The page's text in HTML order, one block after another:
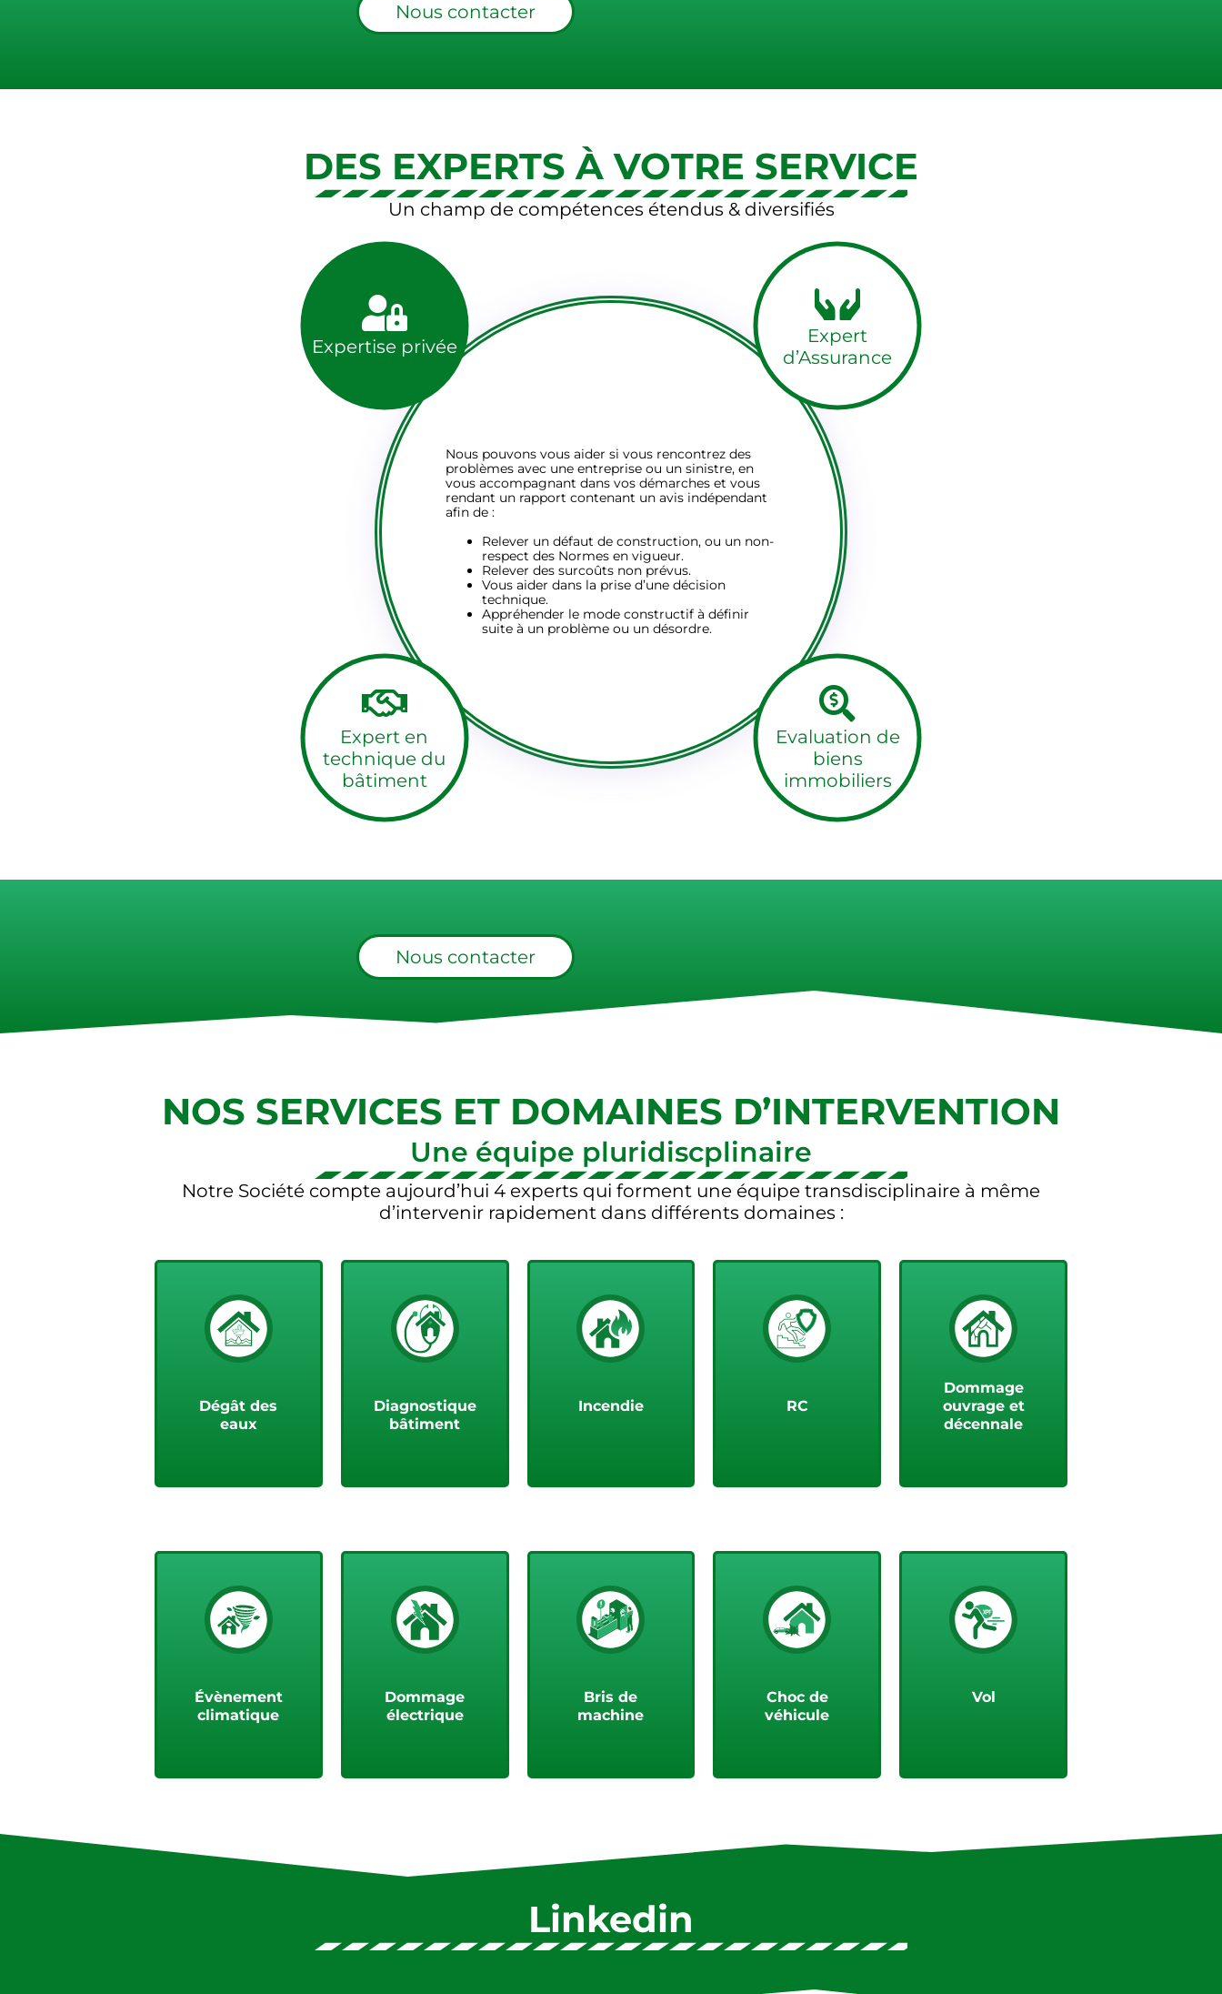
Nous contacter
DES EXPERTS À VOTRE SERVICE
Un champ de compétences étendus & diversifiés
Expertise privée
Nous pouvons vous aider si vous rencontrez des
problèmes avec une entreprise ou un sinistre, en
vous accompagnant dans vos démarches et vous
rendant un rapport contenant un avis indépendant
afin de :
Relever un défaut de construction, ou un non-
respect des Normes en vigueur.
Relever des surcoûts non prévus.
Vous aider dans la prise d’une décision
technique.
Appréhender le mode constructif à définir
suite à un problème ou un désordre.
Expert
d’Assurance
Expert en
technique du
bâtiment
Evaluation de
biens
immobiliers
Nous contacter
NOS SERVICES ET DOMAINES D’INTERVENTION
Une équipe pluridiscplinaire
Notre Société compte aujourd’hui 4 experts qui forment une équipe transdisciplinaire à même
d’intervenir rapidement dans différents domaines :
Dégât des
eaux
Diagnostique
bâtiment
Incendie RC
Dommage
ouvrage et
décennale
Voir plus
Évènement
climatique
Dommage
électrique
Bris de
machine
Choc de
véhicule
Vol
Linkedin